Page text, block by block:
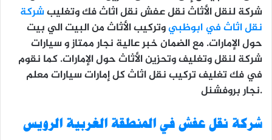
شركة لنقل الأثاث نقل عفش نقل اثاث فك وتغليبشركة
نقل اثاث في ابوظبيوتركيب الأثاث من البيت الي بيت
حول الإمارات. مع الضمان خبر عالية نجار ممتاز و سيارات
شركة لنقل وتغليف وتحزين الأثاث حول الإمارات. كما نقوم
في فك تغليف تركيب نقل اثاث كل إمارات سيارات معلم
نجار بروفشنل.
شركة نقل عفش في المنطقة الغربية الرويس